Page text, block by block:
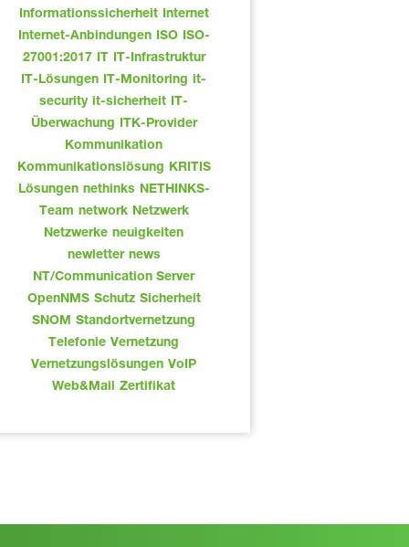
Informationssicherheit Internet
Internet-Anbindungen ISO ISO-
27001:2017 IT
IT-Infrastruktur
IT-Lösungen IT-Monitoring
it-
security it-sicherheit IT-
Überwachung
ITK-Provider
Kommunikation
Kommunikationslösung
KRITIS
Lösungen nethinks NETHINKS-
Team network Netzwerk
Netzwerke neuigkeiten
newletter news
NT/Communication Server
OpenNMS Schutz Sicherheit
SNOM Standortvernetzung
Telefonie Vernetzung
Vernetzungslösungen VoIP
Web&Mail Zertifikat